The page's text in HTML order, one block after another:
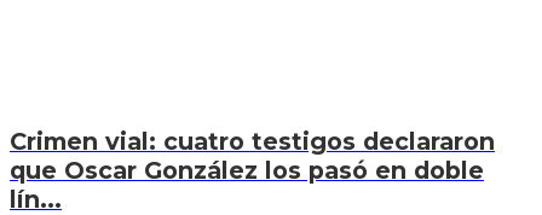
Crimen vial: cuatro testigos declararon
que Oscar González los pasó en doble
lín...